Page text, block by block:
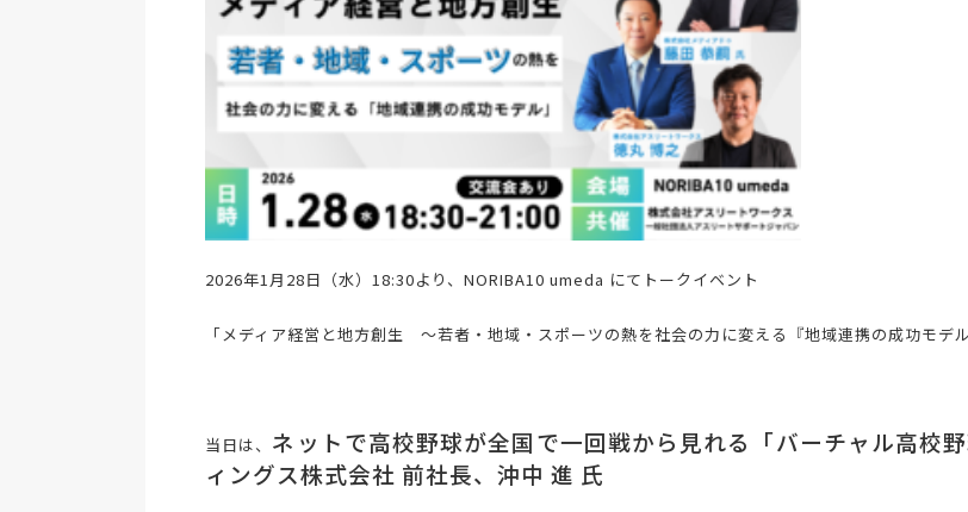
2026年1月28日（水）18:30より、NORIBA10 umeda にてトークイベント
「メディア経営と地方創生 ～若者・地域・スポーツの熱を社会の力に変える『地域連携の成功モデ
当日は、 ネットで高校野球が全国で一回戦から見れる「バーチャル高校
ィングス株式会社 前社長、沖中 進 氏